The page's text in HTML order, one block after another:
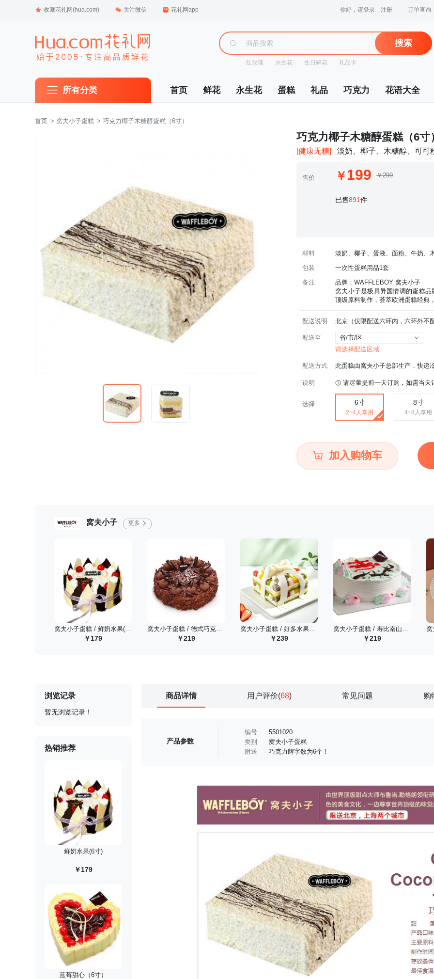
收藏花礼网(hua.com) 关注微信 花礼网app 你好，请登录 注册 订单查询
搜索
红玫瑰 永生花 生日鲜花 礼品卡
所有分类 首页 鲜花 永生花 蛋糕 礼品 巧克力 花语大全
首页 > 窝夫小子蛋糕 > 巧克力椰子木糖醇蛋糕（6寸）
巧克力椰子木糖醇蛋糕（6寸
[健康无糖] 淡奶、椰子、木糖醇、可可
售价 199 ￥299
已售891件
材料
淡奶、椰子、蛋液、面粉、牛奶、
包装
一次性蛋糕用品1套
备注
品牌：WAFFLEBOY 窝夫小子
窝夫小子是极具异国情调的蛋糕
顶级原料制作，荟萃欧洲蛋糕经典
配送说明 北京（仅限配送六环内，六环外不
配送至
省/市/区
请选择配送区域
配送方式 此蛋糕由窝夫小子总部生产，快递
说明 请尽量提前一天订购，如需当天
选择 6寸
2~4人享用
8寸
4~8人享用
加入购物车
窝夫小子 更多
窝夫小子蛋糕 / 鲜奶水果(6寸)
179
窝夫小子蛋糕 / 德式巧克力松露（6寸）
219
窝夫小子蛋糕 / 好多水果蛋糕/1000克
239
窝夫小子蛋糕 / 寿比南山（8寸）
219
浏览记录
暂无浏览记录！
热销推荐
鲜奶水果(6寸)
￥179
蓝莓甜心（6寸）
商品详情 用户评价(68) 常见问题 购
产品参数
编号
5501020
类别
窝夫小子蛋糕
附送
巧克力牌字数为6个！